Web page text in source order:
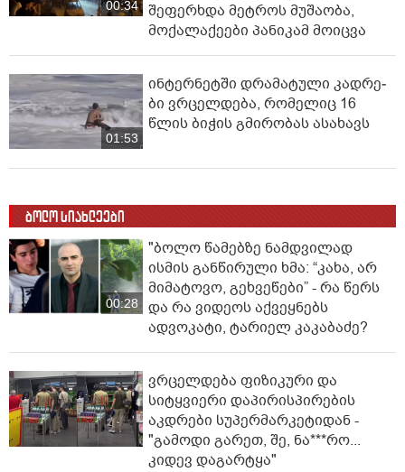
00:34
შეფერხდა მეტროს მუშაობა,
მოქალაქეები პანიკამ მოიცვა
01:53
ინ­ტერ­ნეტ­ში დრა­მა­ტუ­ლი კად­რე­
ბი ვრცელდება, რომელიც 16
წლის ბიჭის გმირობას ასახავს
ბოლო სიახლეები
00:28
"ბოლო წამებზე ნამდვილად
ისმის განწირული ხმა: “კახა, არ
მიმატოვო, გეხვეწები” - რა წერს
და რა ვიდეოს აქვეყნებს
ადვოკატი, ტარიელ კაკაბაძე?
ვრცელდება ფიზიკური და
სიტყვიერი დაპირისპირების
აკდრები სუპერმარკეტიდან -
"გამოდი გარეთ, შე, ნა***რო...
კიდევ დაგარტყა"